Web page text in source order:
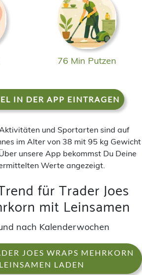
76 Min Putzen
IN DER APP EINTRAGEN
und Sportarten sind auf
im Alter von 38 mit 95 kg Gewicht
unsere App bekommst Du Deine
Werte angezeigt.
für Trader Joes
mit Leinsamen
nach Kalenderwochen
JOES WRAPS MEHRKORN
LADEN